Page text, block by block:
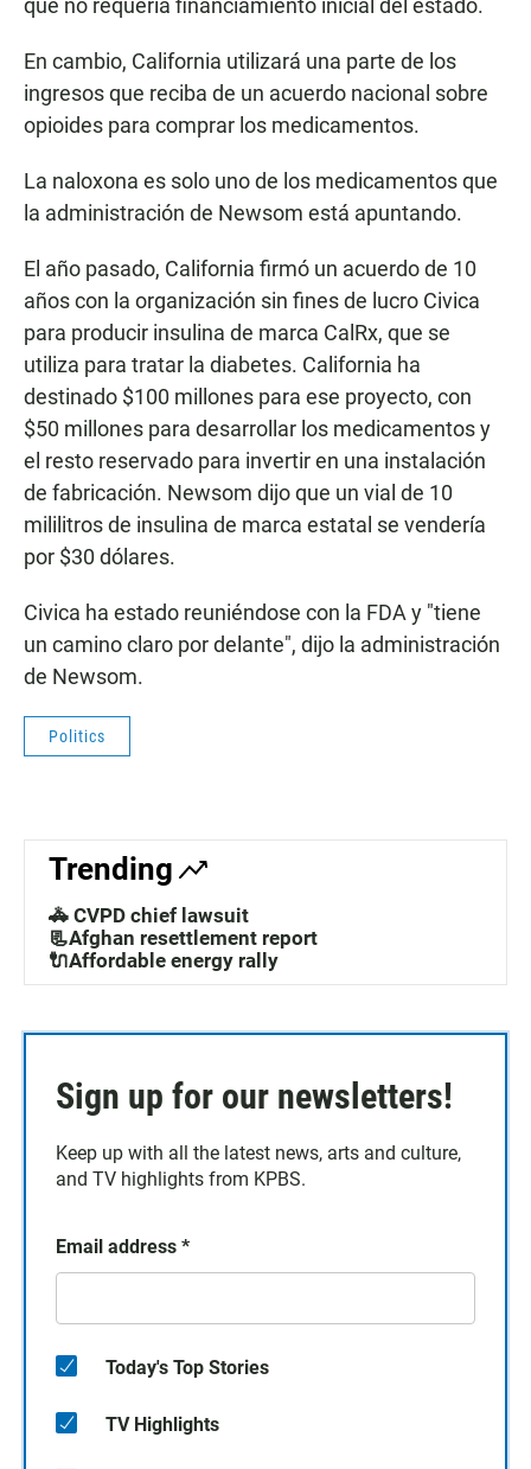
que no requería financiamiento inicial del estado.
En cambio, California utilizará una parte de los
ingresos que reciba de un acuerdo nacional sobre
opioides para comprar los medicamentos.
La naloxona es solo uno de los medicamentos que
la administración de Newsom está apuntando.
El año pasado, California firmó un acuerdo de 10
años con la organización sin fines de lucro Civica
para producir insulina de marca CalRx, que se
utiliza para tratar la diabetes. California ha
destinado $100 millones para ese proyecto, con
$50 millones para desarrollar los medicamentos y
el resto reservado para invertir en una instalación
de fabricación. Newsom dijo que un vial de 10
mililitros de insulina de marca estatal se vendería
por $30 dólares.
Civica ha estado reuniéndose con la FDA y "tiene
un camino claro por delante", dijo la administración
de Newsom.
Politics
Trending
🚓 CVPD chief lawsuit
📃Afghan resettlement report
🔌Affordable energy rally
Sign up for our newsletters!
Keep up with all the latest news, arts and culture,
and TV highlights from KPBS.
Email address *
Today's Top Stories
TV Highlights